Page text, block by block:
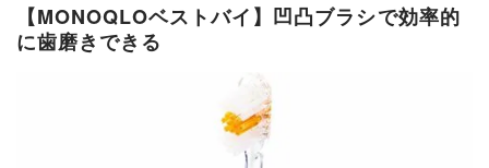
【MONOQLOベストバイ】凹凸ブラシで効率的
に歯磨きできる